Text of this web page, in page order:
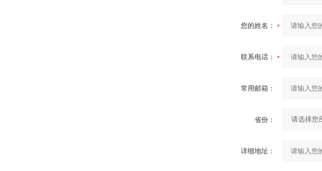
您的姓名：
联系电话：
常用邮箱：
省份：
详细地址：